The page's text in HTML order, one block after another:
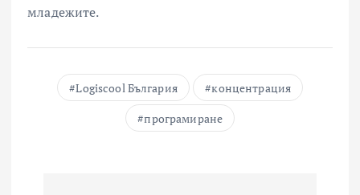
младежите.
Logiscool България
концентрация
програмиране